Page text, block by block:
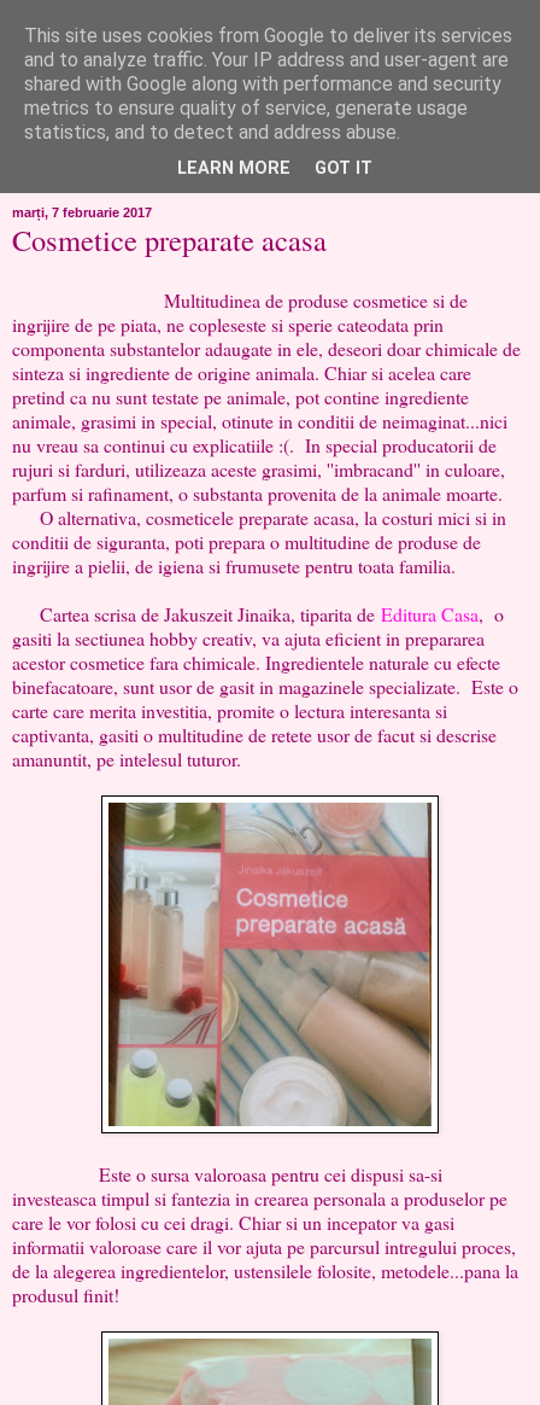
like ?...or not!
..de toate!!!!!..alandala...cum imi trec prin minte..si cum am
chef..incercate pe pielea mea..
marți, 7 februarie 2017
Cosmetice preparate acasa
Multitudinea de produse cosmetice si de
ingrijire de pe piata, ne copleseste si sperie cateodata prin
componenta substantelor adaugate in ele, deseori doar chimicale de
sinteza si ingrediente de origine animala. Chiar si acelea care
pretind ca nu sunt testate pe animale, pot contine ingrediente
animale, grasimi in special, otinute in conditii de neimaginat...nici
nu vreau sa continui cu explicatiile :(. In special producatorii de
rujuri si farduri, utilizeaza aceste grasimi, ''imbracand'' in culoare,
parfum si rafinament, o substanta provenita de la animale moarte.
O alternativa, cosmeticele preparate acasa, la costuri mici si in
conditii de siguranta, poti prepara o multitudine de produse de
ingrijire a pielii, de igiena si frumusete pentru toata familia.
Cartea scrisa de Jakuszeit Jinaika, tiparita de Editura Casa, o
gasiti la sectiunea hobby creativ, va ajuta eficient in prepararea
acestor cosmetice fara chimicale. Ingredientele naturale cu efecte
binefacatoare, sunt usor de gasit in magazinele specializate. Este o
carte care merita investitia, promite o lectura interesanta si
captivanta, gasiti o multitudine de retete usor de facut si descrise
amanuntit, pe intelesul tuturor.
Este o sursa valoroasa pentru cei dispusi sa-si
investeasca timpul si fantezia in crearea personala a produselor pe
care le vor folosi cu cei dragi. Chiar si un incepator va gasi
informatii valoroase care il vor ajuta pe parcursul intregului proces,
de la alegerea ingredientelor, ustensilele folosite, metodele...pana la
produsul finit!
This site uses cookies from Google to deliver its services
and to analyze traffic. Your IP address and user-agent are
shared with Google along with performance and security
metrics to ensure quality of service, generate usage
statistics, and to detect and address abuse.
LEARN MORE GOT IT